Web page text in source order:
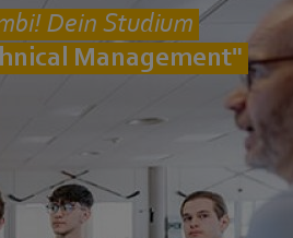
Dein Studium
Management"